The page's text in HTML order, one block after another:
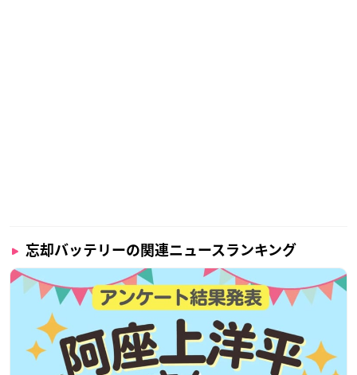
忘却バッテリーの関連ニュースランキング